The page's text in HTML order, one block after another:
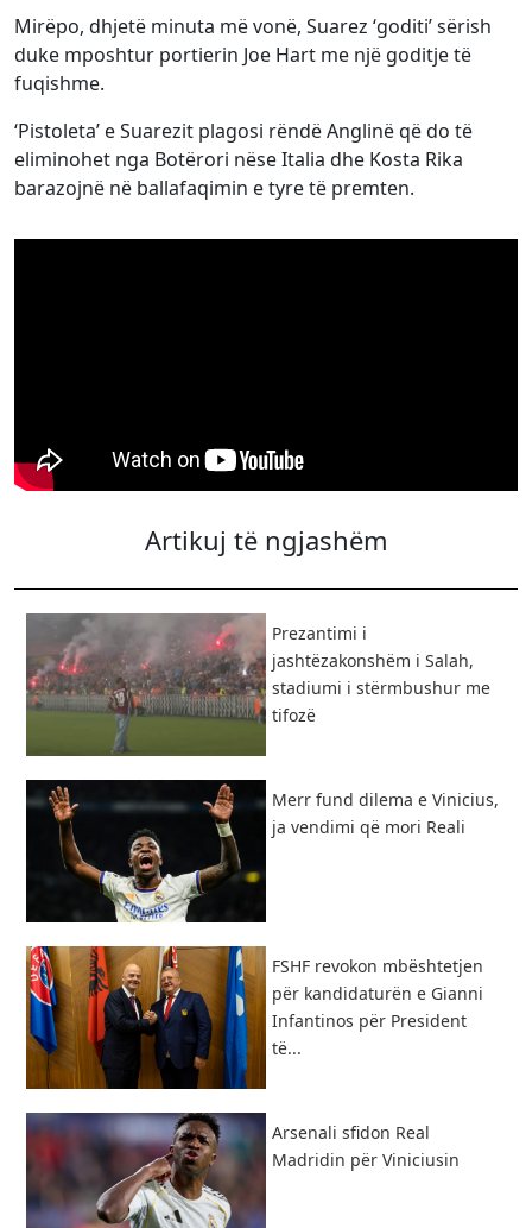
Mirëpo, dhjetë minuta më vonë, Suarez ‘goditi’ sërish
duke mposhtur portierin Joe Hart me një goditje të
fuqishme.
‘Pistoleta’ e Suarezit plagosi rëndë Anglinë që do të
eliminohet nga Botërori nëse Italia dhe Kosta Rika
barazojnë në ballafaqimin e tyre të premten.
Artikuj të ngjashëm
Prezantimi i
jashtëzakonshëm i Salah,
stadiumi i stërmbushur me
tifozë
Merr fund dilema e Vinicius,
ja vendimi që mori Reali
FSHF revokon mbështetjen
për kandidaturën e Gianni
Infantinos për President
të...
​Arsenali sfidon Real
Madridin për Viniciusin